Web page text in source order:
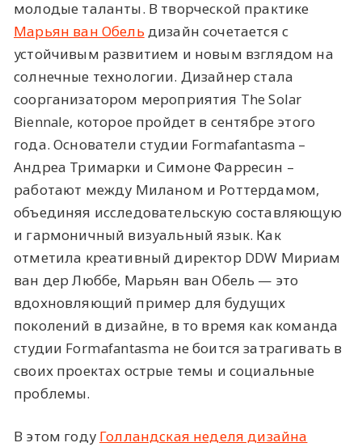
молодые таланты. В творческой практике
Марьян ван Обель дизайн сочетается с
устойчивым развитием и новым взглядом на
солнечные технологии. Дизайнер стала
соорганизатором мероприятия The Solar
Biennale, которое пройдет в сентябре этого
года. Основатели студии Formafantasma –
Андреа Тримарки и Симоне Фарресин –
работают между Миланом и Роттердамом,
объединяя исследовательскую составляющую
и гармоничный визуальный язык. Как
отметила креативный директор DDW Мириам
ван дер Люббе, Марьян ван Обель — это
вдохновляющий пример для будущих
поколений в дизайне, в то время как команда
студии Formafantasma не боится затрагивать в
своих проектах острые темы и социальные
проблемы.
В этом году Голландская неделя дизайна